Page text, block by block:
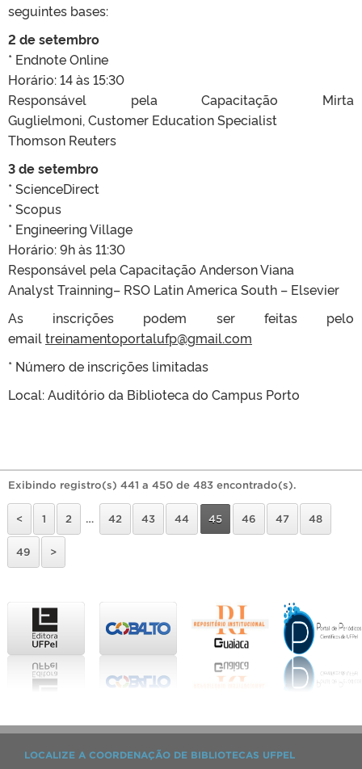
seguintes bases:
2 de setembro
* Endnote Online
Horário: 14 às 15:30
Responsável pela Capacitação Mirta
Guglielmoni, Customer Education Specialist
Thomson Reuters
3 de setembro
* ScienceDirect
* Scopus
* Engineering Village
Horário: 9h às 11:30
Responsável pela Capacitação Anderson Viana
Analyst Trainning– RSO Latin America South – Elsevier
As inscrições podem ser feitas pelo
emailtreinamentoportalufp@gmail.com
* Número de inscrições limitadas
Local: Auditório da Biblioteca do Campus Porto
Exibindo registro(s) 441 a 450 de 483 encontrado(s).
< 1 2 … 42 43 44 45 46 47 48
49 >
LOCALIZE A COORDENAÇÃO DE BIBLIOTECAS UFPEL